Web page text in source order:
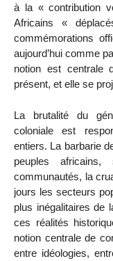
à la « contribution
Africains «
commémorations
aujourd’hui comme
notion est centrale
présent, et elle se
La brutalité du
coloniale est
entiers. La barbarie
peuples
communautés, la
jours les secteurs
plus inégalitaires de
ces réalités
notion centrale de
entre idéologies,